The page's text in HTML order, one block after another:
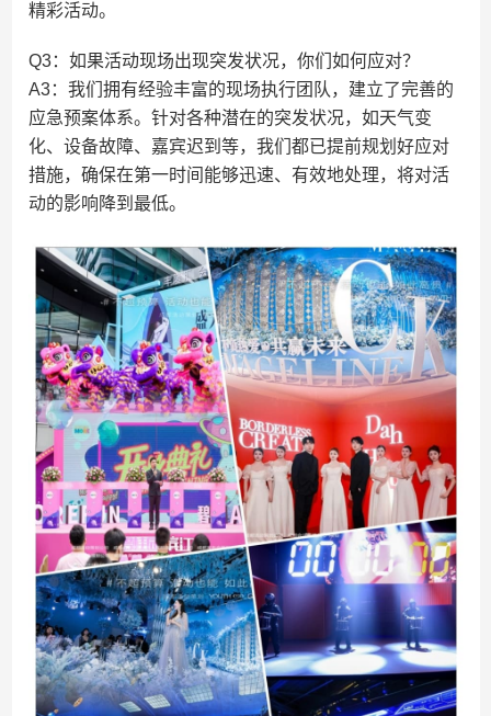
精彩活动。
Q3：如果活动现场出现突发状况，你们如何应对？
A3：我们拥有经验丰富的现场执行团队，建立了完善的
应急预案体系。针对各种潜在的突发状况，如天气变
化、设备故障、嘉宾迟到等，我们都已提前规划好应对
措施，确保在第一时间能够迅速、有效地处理，将对活
动的影响降到最低。